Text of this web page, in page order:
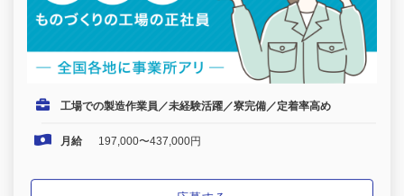
工場での製造作業員／未経験活躍／寮完備／定着率高め
月給 197,000〜437,000円